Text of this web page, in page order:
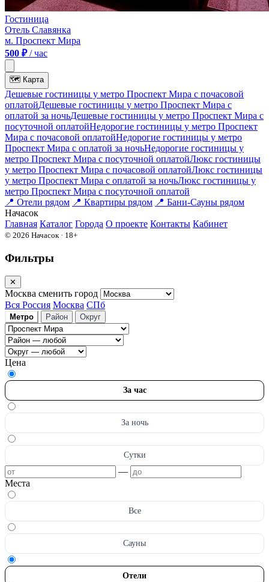
Гостиница
Отель Славянка
м. Проспект Мира
500 ₽/ час
🗺 Карта
Дешевые гостиницы у метро Проспект Мира c почасовой
оплатойДешевые гостиницы у метро Проспект Мира с
оплатой за ночьДешевые гостиницы у метро Проспект Мира c
посуточной оплатойНедорогие гостиницы у метро Проспект
Мира c почасовой оплатойНедорогие гостиницы у метро
Проспект Мира с оплатой за ночьНедорогие гостиницы у
метро Проспект Мира c посуточной оплатойЛюкс гостиницы
у метро Проспект Мира c почасовой оплатойЛюкс гостиницы
у метро Проспект Мира с оплатой за ночьЛюкс гостиницы у
метро Проспект Мира c посуточной оплатой
📍 Отели рядом 📍 Квартиры рядом 📍 Бани-Сауны рядом
Начасок
Главная Каталог Города О проекте Контакты Кабинет
© 2026 Начасок · 18+
Фильтры
✕
Москва сменить город
Вся Россия Москва СПб
Метро Район Округ
Цена
За час
За ночь
Сутки
—
Места
Все
Сауны
Отели